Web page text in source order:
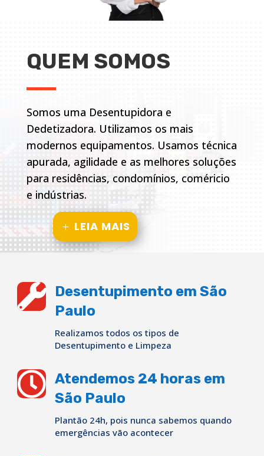
QUEM SOMOS
Somos uma Desentupidora e
Dedetizadora. Utilizamos os mais
modernos equipamentos. Usamos técnica
apurada, agilidade e as melhores soluções
para residências, condomínios, coméricio
e indústrias.
LEIA MAIS

Desentupimento em São
Paulo
Realizamos todos os tipos de
Desentupimento e Limpeza
 Atendemos 24 horas em
São Paulo
Plantão 24h, pois nunca sabemos quando
emergências vão acontecer